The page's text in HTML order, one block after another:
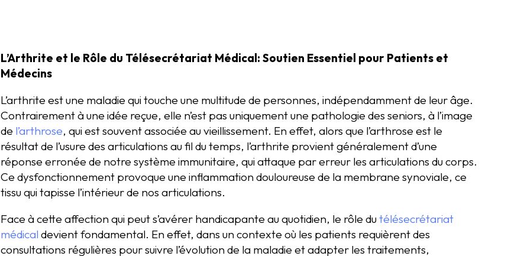
L’Arthrite et le Rôle du Télésecrétariat Médical: Soutien Essentiel pour Patients et
Médecins
L’arthrite est une maladie qui touche une multitude de personnes, indépendamment de leur âge.
Contrairement à une idée reçue, elle n’est pas uniquement une pathologie des seniors, à l’image
de l’arthrose, qui est souvent associée au vieillissement. En effet, alors que l’arthrose est le
résultat de l’usure des articulations au fil du temps, l’arthrite provient généralement d’une
réponse erronée de notre système immunitaire, qui attaque par erreur les articulations du corps.
Ce dysfonctionnement provoque une inflammation douloureuse de la membrane synoviale, ce
tissu qui tapisse l’intérieur de nos articulations.
Face à cette affection qui peut s’avérer handicapante au quotidien, le rôle dutélésecrétariat
médical devient fondamental. En effet, dans un contexte où les patients requièrent des
consultations régulières pour suivre l’évolution de la maladie et adapter les traitements,